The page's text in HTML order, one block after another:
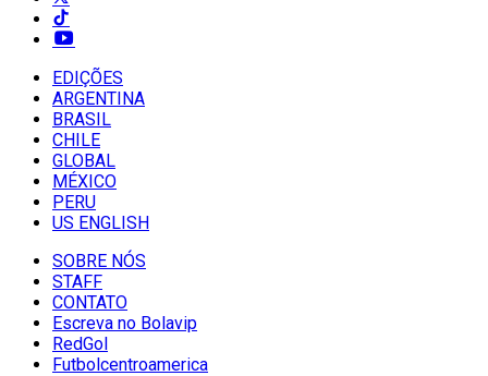
EDIÇÕES
ARGENTINA
BRASIL
CHILE
GLOBAL
MÉXICO
PERU
US ENGLISH
SOBRE NÓS
STAFF
CONTATO
Escreva no Bolavip
RedGol
Futbolcentroamerica